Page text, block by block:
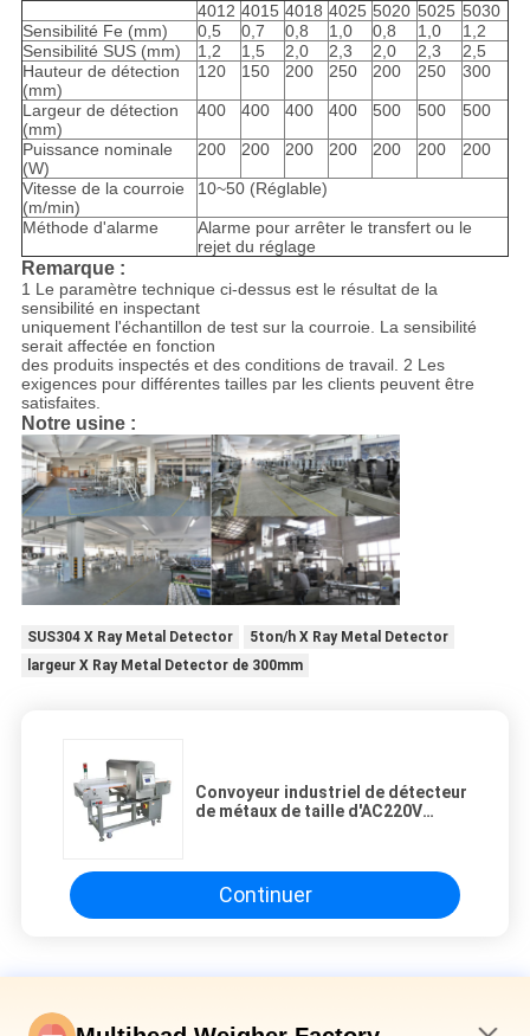
4012 4015 4018 4025 5020 5025 5030
Sensibilité Fe (mm)
0,5 0,7 0,8 1,0 0,8 1,0
1,2
Sensibilité SUS (mm)
1,2 1,5 2,0 2,3 2,0 2,3
2,5
Hauteur de détection
(mm)
120 150 200 250 200 250 300
Largeur de détection
(mm)
400 400 400 400 500 500 500
Puissance nominale
(W)
200 200 200 200 200 200 200
Vitesse de la courroie
(m/min)
10~50 (Réglable)
Méthode d'alarme
Alarme pour arrêter le transfert ou le
rejet du réglage
Remarque :
1 Le paramètre technique ci-dessus est le résultat de la
sensibilité en inspectant
uniquement l'échantillon de test sur la courroie. La sensibilité
serait affectée en fonction
des produits inspectés et des conditions de travail. 2 Les
exigences pour différentes tailles par les clients peuvent être
satisfaites.
Notre usine :
SUS304 X Ray Metal Detector
5ton/h X Ray Metal Detector
largeur X Ray Metal Detector de 300mm
Convoyeur industriel de détecteur
de métaux de taille d'AC220V
Continuer